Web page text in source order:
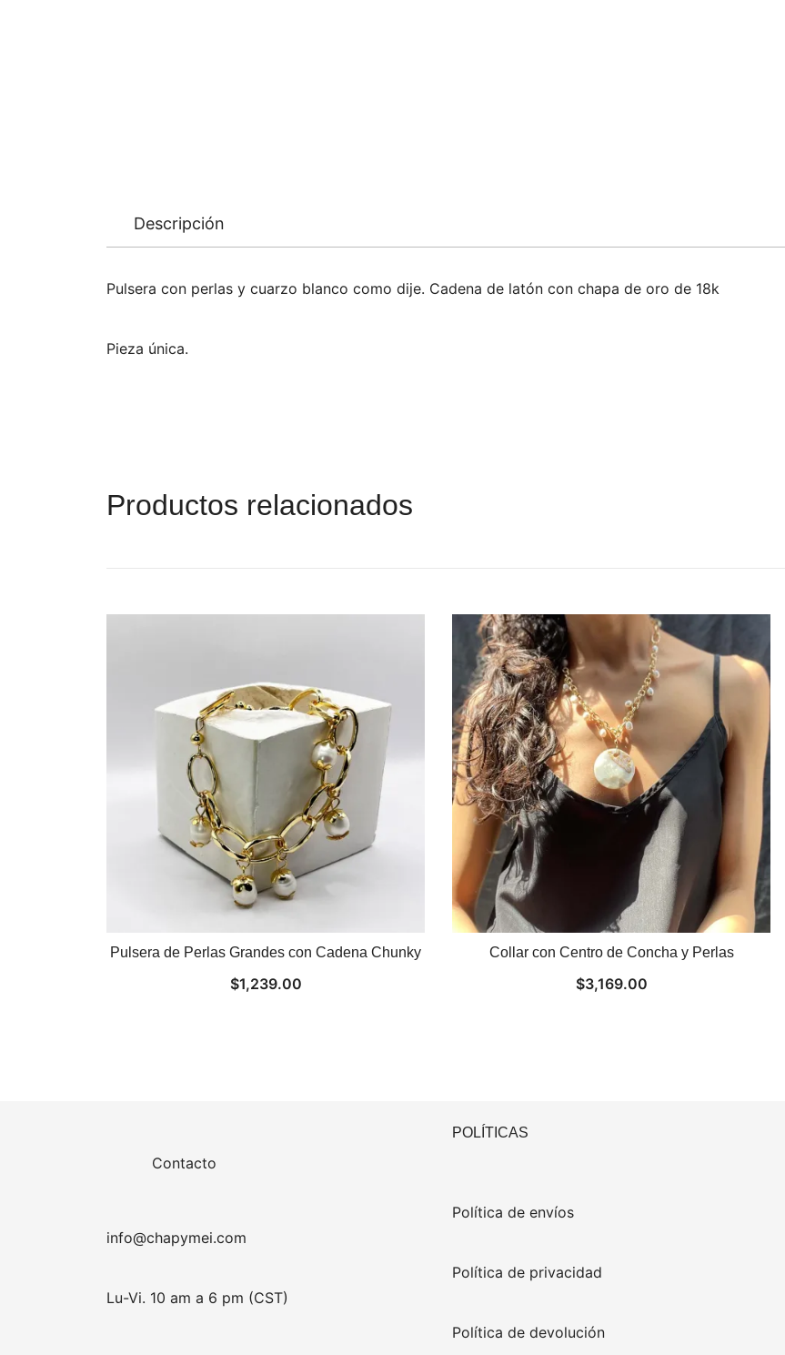
Descripción
Pulsera con perlas y cuarzo blanco como dije. Cadena de latón con chapa de oro de 18k
Pieza única.
Productos relacionados
Pulsera de Perlas Grandes con Cadena Chunky
$1,239.00
Collar con Centro de Concha y Perlas
$3,169.00
Contacto
info@chapymei.com
Lu-Vi. 10 am a 6 pm (CST)
POLÍTICAS
Política de envíos
Política de privacidad
Política de devolución